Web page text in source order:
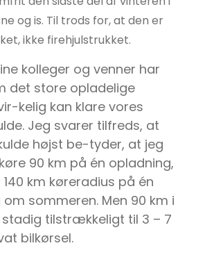
og is. Til trods for, at den er
ikke firehjulstrukket.
kolleger og venner har
det store opladelige
kelig kan klare vores
Jeg svarer tilfreds, at
højst be-tyder, at jeg
90 km på én opladning,
km køreradius på én
sommeren. Men 90 km i
stadig tilstrækkeligt til 3 – 7
bilkørsel.